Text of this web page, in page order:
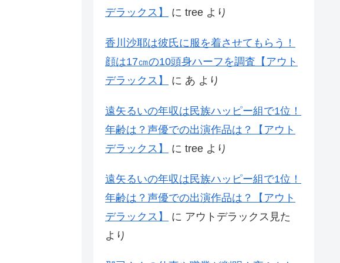
デラックス】 に tree より
香川沙耶は彼氏に服を着させてもらう！
顔は17㎝の10頭身ハーフを調査【アウト
デラックス】
に あ より
遠矢るいの年収は民族ハッピー組で1位！
年齢は？声優での出演作品は？【アウト
デラックス】
に tree より
遠矢るいの年収は民族ハッピー組で1位！
年齢は？声優での出演作品は？【アウト
デラックス】
に アウトデラックス見た
より